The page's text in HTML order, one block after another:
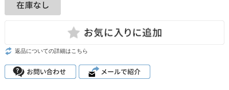
返品についての詳細はこちら